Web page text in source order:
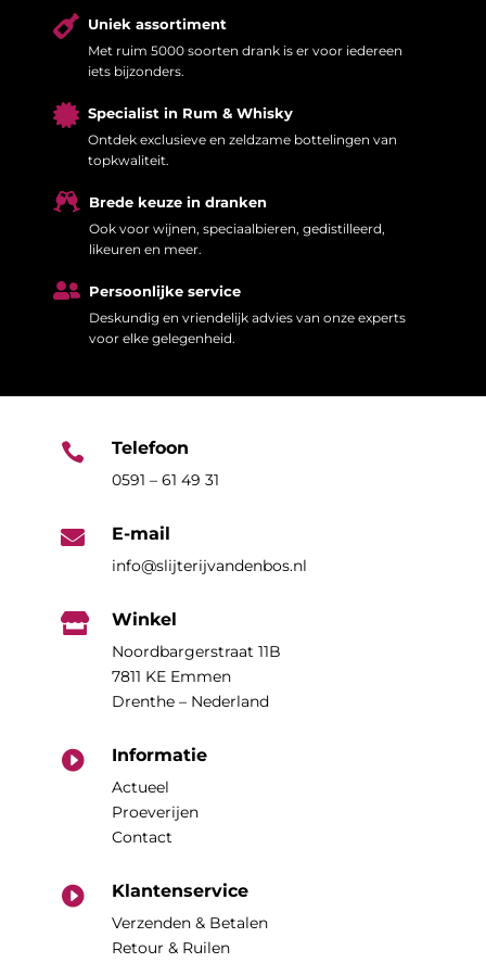
 Uniek assortiment
Met ruim 5000 soorten drank is er voor iedereen
iets bijzonders.
 Specialist in Rum & Whisky
Ontdek exclusieve en zeldzame bottelingen van
topkwaliteit.
 Brede keuze in dranken
Ook voor wijnen, speciaalbieren, gedistilleerd,
likeuren en meer.
 Persoonlijke service
Deskundig en vriendelijk advies van onze experts
voor elke gelegenheid.
 Telefoon
0591 – 61 49 31
 E-mail
info@slijterijvandenbos.nl
 Winkel
Noordbargerstraat 11B
7811 KE Emmen
Drenthe – Nederland
 Informatie
Actueel
Proeverijen
Contact
 Klantenservice
Verzenden & Betalen
Retour & Ruilen